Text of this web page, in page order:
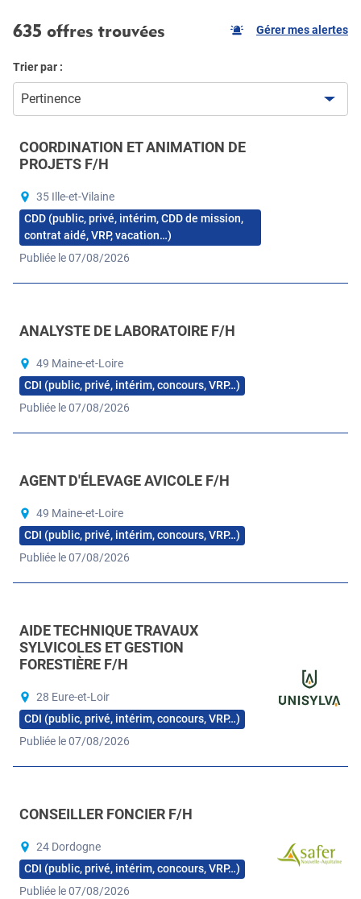
635 offres trouvées Gérer mes alertes
Trier par :
Pertinence
COORDINATION ET ANIMATION DE
PROJETS F/H
35 Ille-et-Vilaine
CDD (public, privé, intérim, CDD de mission,
contrat aidé, VRP, vacation…)
Publiée le 07/08/2026
ANALYSTE DE LABORATOIRE F/H
49 Maine-et-Loire
CDI (public, privé, intérim, concours, VRP…)
Publiée le 07/08/2026
AGENT D'ÉLEVAGE AVICOLE F/H
49 Maine-et-Loire
CDI (public, privé, intérim, concours, VRP…)
Publiée le 07/08/2026
AIDE TECHNIQUE TRAVAUX
SYLVICOLES ET GESTION
FORESTIÈRE F/H
28 Eure-et-Loir
CDI (public, privé, intérim, concours, VRP…)
Publiée le 07/08/2026
CONSEILLER FONCIER F/H
24 Dordogne
CDI (public, privé, intérim, concours, VRP…)
Publiée le 07/08/2026